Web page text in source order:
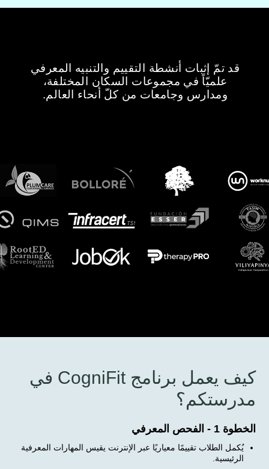
قد تمّ إثبات أنشطة التقييم والتنبيه المعرفي
علميّاً في مجموعات السكان المختلفة،
ومدارس وجامعات من كلّ أنحاء العالم.
كيف يعمل برنامج CogniFit في
مدرستكم؟
الخطوة 1 - الفحص المعرفي
يُكمل الطلاب تقييمًا معياريًا عبر الإنترنت يقيس المهارات المعرفية
الرئيسية.